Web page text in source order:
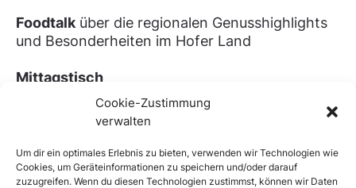
Cookie-Zustimmung
verwalten
Um dir ein optimales Erlebnis zu bieten, verwenden wir Technologien wie
Cookies, um Geräteinformationen zu speichern und/oder darauf
zuzugreifen. Wenn du diesen Technologien zustimmst, können wir Daten
Foodtalk über die regionalen Genusshighlights
und Besonderheiten im Hofer Land
Mittagstisch
Achi’s Restaurant – Syrische Spezialitäten
Hofer Schwaaß
Genusshandwerker präsentieren sich
in der VHS Hofer Land und auf dem Maxplatz